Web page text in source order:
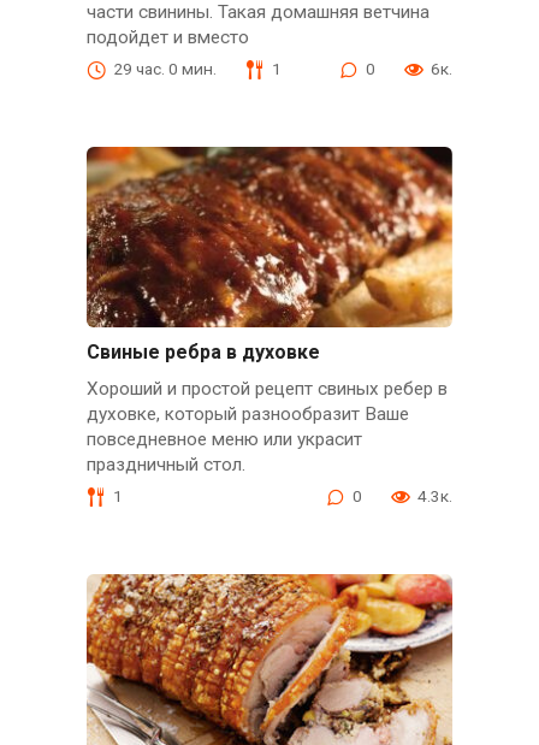
части свинины. Такая домашняя ветчина
подойдет и вместо
29 час. 0 мин. 1 0 6к.
Свиные ребра в духовке
Хороший и простой рецепт свиных ребер в
духовке, который разнообразит Ваше
повседневное меню или украсит
праздничный стол.
1 0 4.3к.